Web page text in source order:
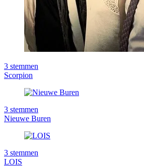
3 stemmen
Scorpion
3 stemmen
Nieuwe Buren
3 stemmen
LOIS